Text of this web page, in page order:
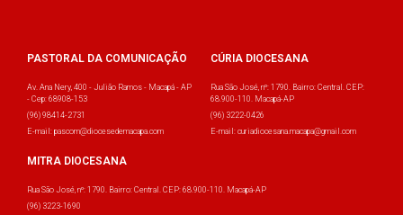
PASTORAL DA COMUNICAÇÃO
Av. Ana Nery, 400 - Julião Ramos - Macapá - AP
- Cep: 68908-153
(96) 98414-2731
E-mail: pascom@diocesedemacapa.com
CÚRIA DIOCESANA
Rua São José, nº: 1790. Bairro: Central. CEP:
68.900-110. Macapá-AP
(96) 3222-0426
E-mail: curiadiocesana.macapa@gmail.com
MITRA DIOCESANA
Rua São José, nº: 1790. Bairro: Central. CEP: 68.900-110. Macapá-AP
(96) 3223-1690